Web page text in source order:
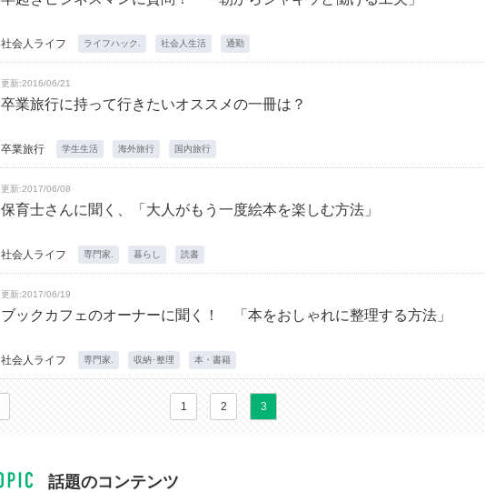
社会人ライフ ライフハック. 社会人生活 通勤
更新:2016/06/21
卒業旅行に持って行きたいオススメの一冊は？
卒業旅行 学生生活 海外旅行 国内旅行
更新:2017/06/08
保育士さんに聞く、「大人がもう一度絵本を楽しむ方法」
社会人ライフ 専門家. 暮らし 読書
更新:2017/06/19
ブックカフェのオーナーに聞く！ 「本をおしゃれに整理する方法」
社会人ライフ 専門家. 収納･整理 本・書籍
1 2 3
話題のコンテンツ